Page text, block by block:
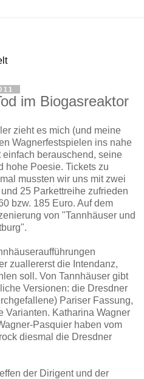
im Biogasreaktor
zieht es mich (und meine
Wagnerfestspielen ins nahe
berauschend, seine
hohe Poesie. Tickets zu
mussten wir uns mit zwei
25 Parkettreihe zufrieden
bzw. 185 Euro. Auf dem
von "Tannhäuser und
zuallererst die Intendanz,
soll. Von Tannhäuser gibt
Versionen: die Dresdner
Pariser Fassung,
Varianten. Katharina Wagner
Pasquier haben vom
diesmal die Dresdner
der Dirigent und der